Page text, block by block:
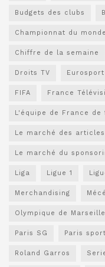
Budgets des clubs
Championnat du
Chiffre de la semaine
Droits TV Eurosport
FIFA France
L'équipe de France de
Le marché des
Le marché du
Liga Ligue 1
Merchandising
Olympique de Marseille
Paris SG Paris
Roland Garros